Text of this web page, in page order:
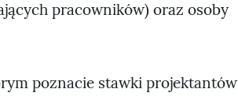
pracowników) oraz osoby
poznacie stawki projektantów